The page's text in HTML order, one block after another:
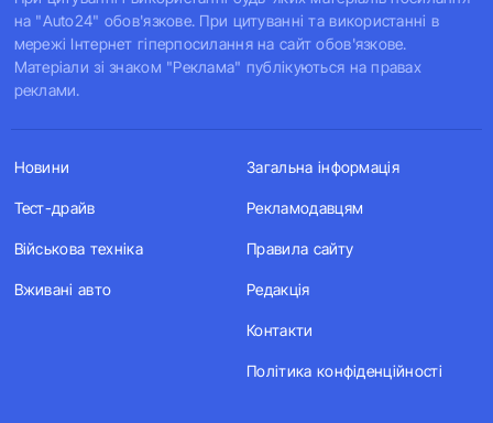
на "Auto24" обов'язкове. При цитуванні та використанні в
мережі Інтернет гіперпосилання на сайт обов'язкове.
Матеріали зі знаком "Реклама" публікуються на правах
реклами.
Новини
Тест-драйв
Військова техніка
Вживані авто
Загальна інформація
Рекламодавцям
Правила сайту
Редакція
Контакти
Політика конфіденційності